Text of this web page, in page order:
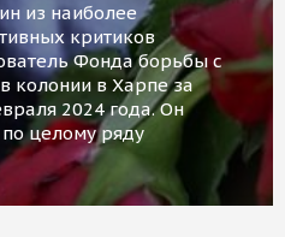
из наиболее
критиков
Фонда борьбы с
колонии в Харпе за
2024 года. Он
целому ряду